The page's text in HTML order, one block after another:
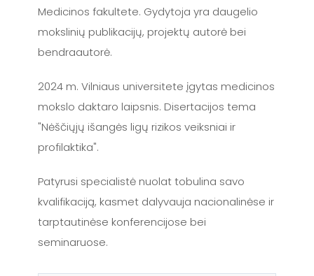
Medicinos fakultete. Gydytoja yra daugelio
mokslinių publikacijų, projektų autorė bei
bendraautorė.
2024 m. Vilniaus universitete įgytas medicinos
mokslo daktaro laipsnis. Disertacijos tema
"Nėščiųjų išangės ligų rizikos veiksniai ir
profilaktika".
Patyrusi specialistė nuolat tobulina savo
kvalifikaciją, kasmet dalyvauja nacionalinėse ir
tarptautinėse konferencijose bei
seminaruose.